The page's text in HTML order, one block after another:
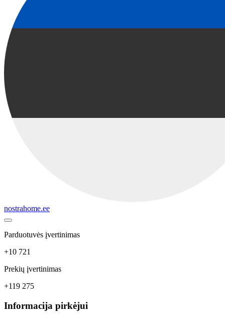
nostrahome.ee
Parduotuvės įvertinimas
+10 721
Prekių įvertinimas
+119 275
Informacija pirkėjui